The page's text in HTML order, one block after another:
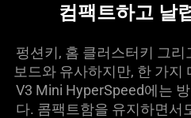
컴팩트하고 날
펑션키, 홈 클러스터키 그리
보드와 유사하지만, 한 가지
V3 Mini HyperSpeed에는
다. 콤팩트함을 유지하면서